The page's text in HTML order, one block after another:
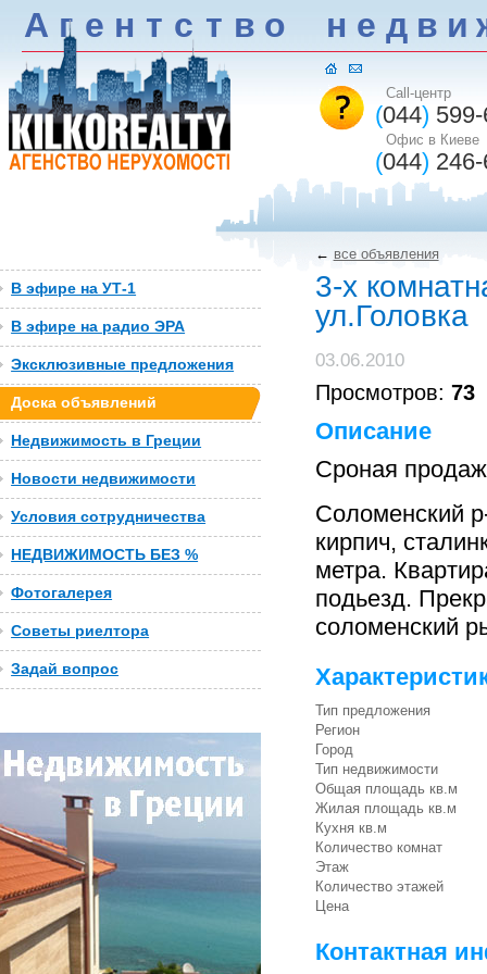
А г е н т c т в о н е д в и
Call-центр
(044)
Офис в Киеве
(044)
В эфире на УТ-1
В эфире на радио ЭРА
Эксклюзивные предложения
Доска объявлений
Недвижимость в Греции
Новости недвижимости
Условия сотрудничества
НЕДВИЖИМОСТЬ БЕЗ %
Фотогалерея
Советы риелтора
Задай вопрос
← все объявления
3-х
ул.Головка
03.06.2010
Просмотров: 73
Описание
Сроная
Соломенский
кирпич,
метра.
подьезд.
соломенский
Тип предложения
Регион
Город
Тип недвижимости
Общая площадь кв.м
Жилая площадь кв.м
Кухня кв.м
Количество комнат
Этаж
Количество этажей
Цена
Контактная